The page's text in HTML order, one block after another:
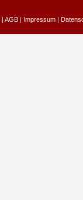
| AGB | Impressum |